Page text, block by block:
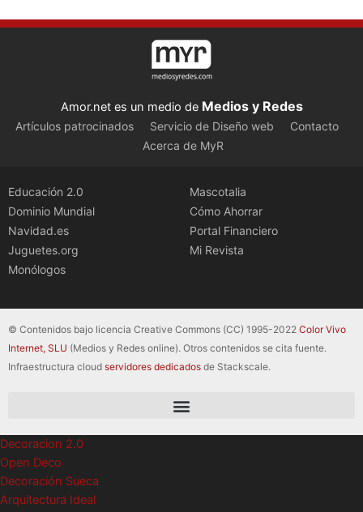
Amor.net es un medio de Medios y Redes
Artículos patrocinados Servicio de Diseño web
Contacto
Acerca de MyR
Educación 2.0
Dominio Mundial
Navidad.es
Juguetes.org
Monólogos
Mascotalia
Cómo Ahorrar
Portal Financiero
Mi Revista
© Contenidos bajo licencia Creative Commons (CC) 1995-2022 Color Vivo
Internet, SLU (Medios y Redes online). Otros contenidos se cita fuente.
Infraestructura cloud servidores dedicados de Stackscale.
Decoracion 2.0
Open Deco
Decoración Sueca
Arquitectura Ideal